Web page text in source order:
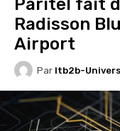
Paritel fait
Radisson
Airport
Par Itb2b-Univers